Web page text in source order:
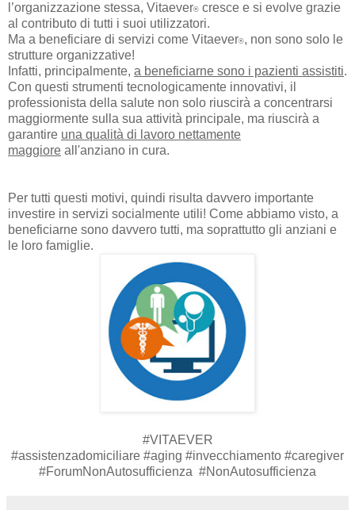
l’organizzazione stessa, Vitaever® cresce e si evolve grazie
al contributo di tutti i suoi utilizzatori.
Ma a beneficiare di servizi come Vitaever®, non sono solo le
strutture organizzative!
Infatti, principalmente, a beneficiarne sono i pazienti assistiti.
Con questi strumenti tecnologicamente innovativi, il
professionista della salute non solo riuscirà a concentrarsi
maggiormente sulla sua attività principale, ma riuscirà a
garantire una qualità di lavoro nettamente
maggiore all'anziano in cura.
Per tutti questi motivi, quindi risulta davvero importante
investire in servizi socialmente utili! Come abbiamo visto, a
beneficiarne sono davvero tutti, ma soprattutto gli anziani e
le loro famiglie.
#VITAEVER
#assistenzadomiciliare #aging #invecchiamento #caregiver
#ForumNonAutosufficienza #NonAutosufficienza